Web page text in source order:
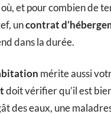
et pour combien de
uncontrat
dans la durée.
mérite aussi
doit vérifier qu’il est
des eaux, une